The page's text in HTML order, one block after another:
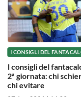
I CONSIGLI DEL
I consigli del
2ª giornata: chi
chi evitare